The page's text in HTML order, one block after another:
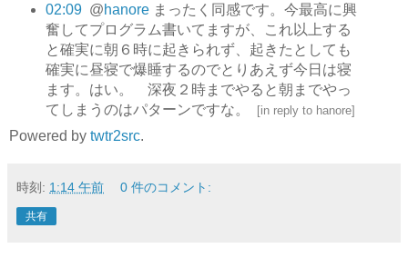
02:09 @hanoreまったく同感です。今最高に興
奮してプログラム書いてますが、これ以上する
と確実に朝６時に起きられず、起きたとしても
確実に昼寝で爆睡するのでとりあえず今日は寝
ます。はい。 深夜２時までやると朝までやっ
てしまうのはパターンですな。
[in reply to hanore]
Powered by twtr2src.
時刻: 1:14 午前 0 件のコメント:
共有